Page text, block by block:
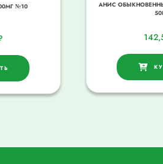
№10
АНИС